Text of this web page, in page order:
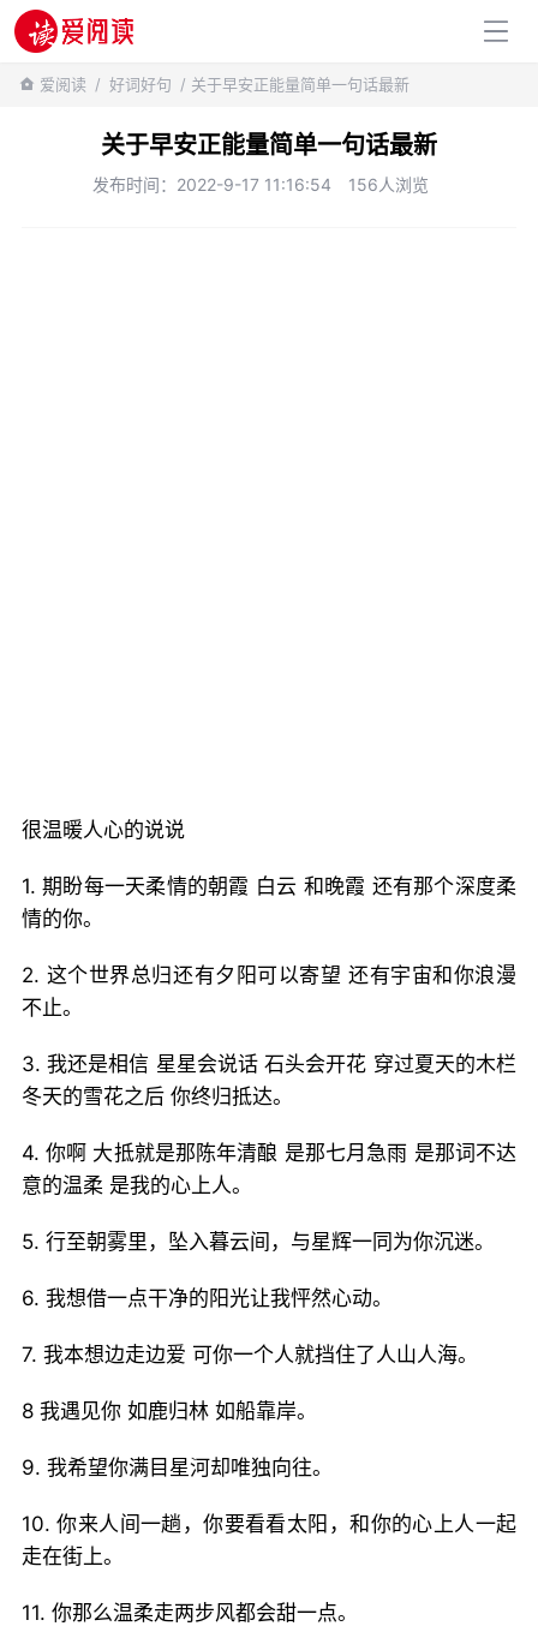
百科知识
爱阅读 / 好词好句 / 关于早安正能量简单一句话最新
关于早安正能量简单一句话最新
发布时间：2022-9-17 11:16:54 156人浏览
很温暖人心的说说
1. 期盼每一天柔情的朝霞 白云 和晚霞 还有那个深度柔
情的你。
2. 这个世界总归还有夕阳可以寄望 还有宇宙和你浪漫
不止。
3. 我还是相信 星星会说话 石头会开花 穿过夏天的木栏
冬天的雪花之后 你终归抵达。
4. 你啊 大抵就是那陈年清酿 是那七月急雨 是那词不达
意的温柔 是我的心上人。
5. 行至朝雾里，坠入暮云间，与星辉一同为你沉迷。
6. 我想借一点干净的阳光让我怦然心动。
7. 我本想边走边爱 可你一个人就挡住了人山人海。
8 我遇见你 如鹿归林 如船靠岸。
9. 我希望你满目星河却唯独向往。
10. 你来人间一趟，你要看看太阳，和你的心上人一起
走在街上。
11. 你那么温柔走两步风都会甜一点。